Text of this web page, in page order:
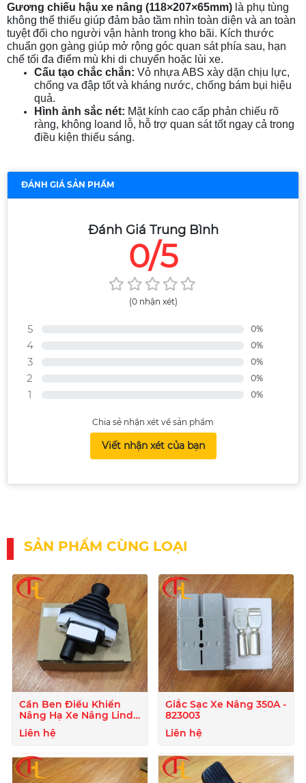
Gương chiếu hậu xe nâng (118×207×65mm) là phụ tùng
không thể thiếu giúp đảm bảo tầm nhìn toàn diện và an toàn
tuyệt đối cho người vận hành trong kho bãi. Kích thước
chuẩn gọn gàng giúp mở rộng góc quan sát phía sau, hạn
chế tối đa điểm mù khi di chuyển hoặc lùi xe.
Cấu tạo chắc chắn: Vỏ nhựa ABS xày dặn chịu lực,
chống va đập tốt và kháng nước, chống bám bụi hiệu
quả.
Hình ảnh sắc nét: Mặt kính cao cấp phản chiếu rõ
ràng, không loand lỗ, hỗ trợ quan sát tốt ngay cả trong
điều kiện thiếu sáng.
ĐÁNH GIÁ SẢN PHẨM
Đánh Giá Trung Bình
0/5
(0 nhận xét)
5 0%
4 0%
3 0%
2 0%
1 0%
Chia sẻ nhận xét về sản phẩm
Viết nhận xét của bạn
SẢN PHẨM CÙNG LOẠI
Cần Ben Điều Khiển
Nâng Hạ Xe Nâng Linde
- 807722
Liên hệ
Giắc Sạc Xe Nâng 350A -
823003
Liên hệ